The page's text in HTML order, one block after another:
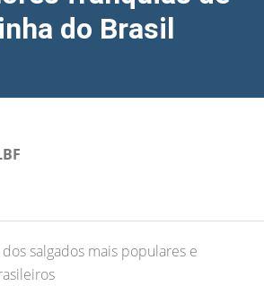
do Brasil
salgados mais populares e